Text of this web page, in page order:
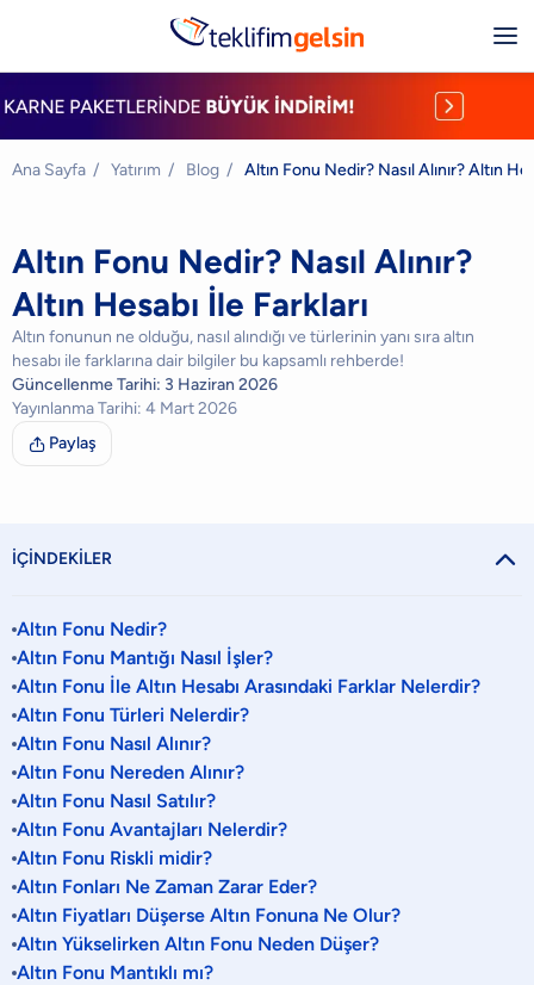
Ana Sayfa / Yatırım / Blog / Altın Fonu Nedir? Nasıl Alınır? Altın
Altın Fonu Nedir? Nasıl Alınır?
Altın Hesabı İle Farkları
Altın fonunun ne olduğu, nasıl alındığı ve türlerinin yanı sıra altın
hesabı ile farklarına dair bilgiler bu kapsamlı rehberde!
Güncellenme Tarihi: 3 Haziran 2026
Yayınlanma Tarihi: 4 Mart 2026
 Paylaş
İÇİNDEKİLER 
Altın Fonu Nedir?
Altın Fonu Mantığı Nasıl İşler?
Altın Fonu İle Altın Hesabı Arasındaki Farklar Nelerdir?
Altın Fonu Türleri Nelerdir?
Altın Fonu Nasıl Alınır?
Altın Fonu Nereden Alınır?
Altın Fonu Nasıl Satılır?
Altın Fonu Avantajları Nelerdir?
Altın Fonu Riskli midir?
Altın Fonları Ne Zaman Zarar Eder?
Altın Fiyatları Düşerse Altın Fonuna Ne Olur?
Altın Yükselirken Altın Fonu Neden Düşer?
Altın Fonu Mantıklı mı?